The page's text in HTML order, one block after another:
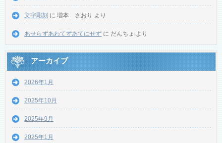
文字彫刻 に 増本 さおり より
あせらずあわてずあてにせず に だんちょ より
アーカイブ
2026年1月
2025年10月
2025年9月
2025年1月